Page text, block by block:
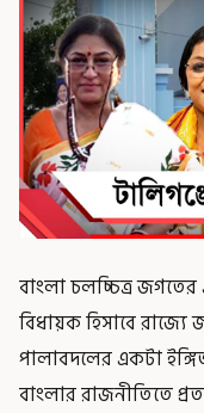
বাংলা চলচ্চিত্র
বিধায়ক হিসাবে
পালাবদলের একটা
বাংলার রাজনীতিতে